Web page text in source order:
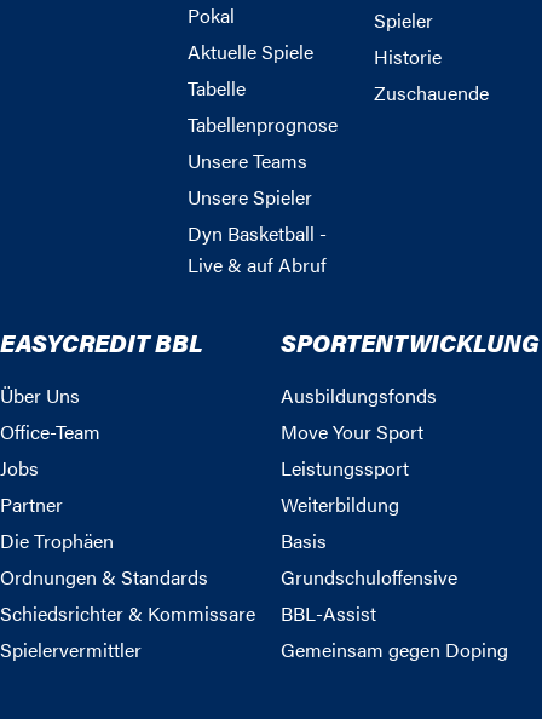
Pokal
Aktuelle Spiele
Tabelle
Tabellenprognose
Unsere Teams
Unsere Spieler
Dyn Basketball -
Live & auf Abruf
Spieler
Historie
Zuschauende
EASYCREDIT BBL
Über Uns
Office-Team
Jobs
Partner
Die Trophäen
Ordnungen & Standards
Schiedsrichter & Kommissare
Spielervermittler
SPORTENTWICKLUNG
Ausbildungsfonds
Move Your Sport
Leistungssport
Weiterbildung
Basis
Grundschuloffensive
BBL-Assist
Gemeinsam gegen Doping